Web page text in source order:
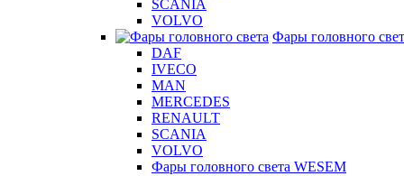
SCANIA
VOLVO
Фары головного
DAF
IVECO
MAN
MERCEDES
RENAULT
SCANIA
VOLVO
Фары головного света WESEM